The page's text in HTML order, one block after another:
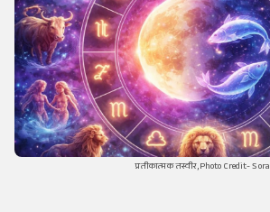
प्रतीकात्मक तस्वीर,Photo Credit- Sora